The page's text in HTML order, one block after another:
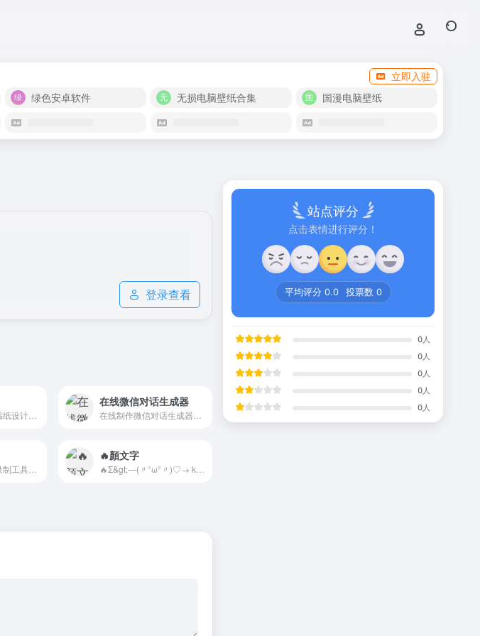
立即入驻
绿色安卓软件 无损电脑壁纸合集 国漫电脑壁纸
登录查看
一个专业的免费稿纸设计与下载平台，支持在线自定义多种稿纸类型，包括方格纸、竖线纸、毛笔字帖、作文纸、音乐稿纸、英语稿纸、田字格、Cornell笔记、课程表等。无需注册，稿纸模板丰富，支持高清打印和多种尺寸，满足学生、教师、书法爱好者等不同用户的需求。
在线微信对话生成器
🔥顏文字
站点评分
点击表情进行评分！
平均评分 0.0投票数 0
0人
0人
0人
0人
0人